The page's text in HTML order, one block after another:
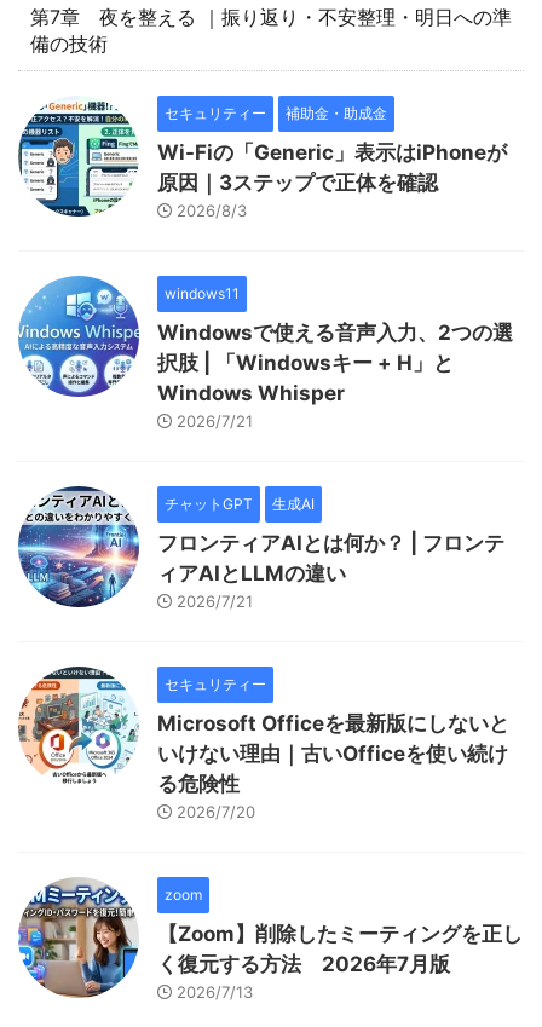
第7章 夜を整える ｜振り返り・不安整理・明日への準
備の技術
セキュリティー 補助金・助成金
Wi-Fiの「Generic」表示はiPhoneが
原因｜3ステップで正体を確認
2026/8/3
windows11
Windowsで使える音声入力、2つの選
択肢 | 「Windowsキー + H」と
Windows Whisper
2026/7/21
チャットGPT 生成AI
フロンティアAIとは何か？ | フロンテ
ィアAIとLLMの違い
2026/7/21
セキュリティー
Microsoft Officeを最新版にしないと
いけない理由｜古いOfficeを使い続け
る危険性
2026/7/20
zoom
【Zoom】削除したミーティングを正し
く復元する方法 2026年7月版
2026/7/13